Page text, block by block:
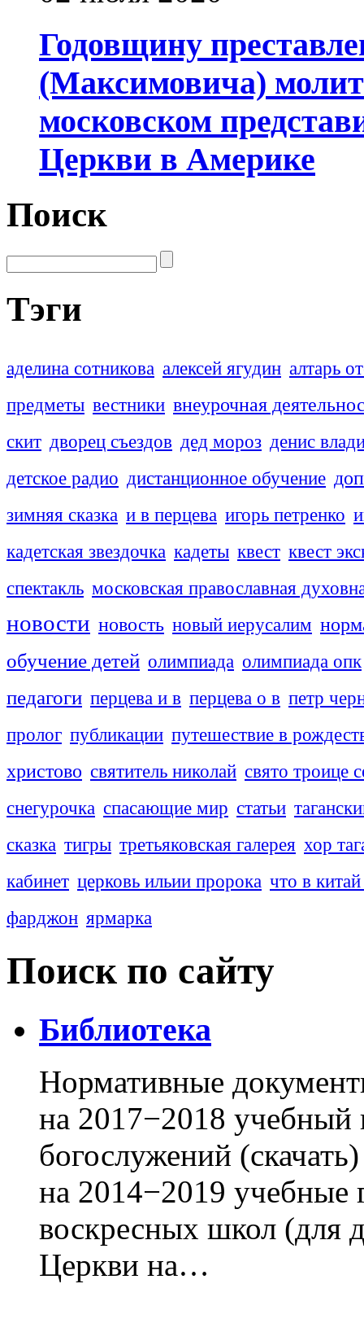
Годовщину
(Максимовича)
московском
Церкви в Америке
Поиск
Тэги
аделина сотникова алексей ягудин алтарь
предметы вестники внеурочная
скит дворец съездов дед мороз денис
детское радио дистанционное обучение
зимняя сказка и в перцева игорь петренко
кадетская звездочка кадеты квест квест
спектакль московская православная
новости новость новый иерусалим
обучение детей олимпиада олимпиада опк
педагоги перцева и в перцева о в петр
пролог публикации путешествие в
христово святитель николай свято троице
снегурочка спасающие мир статьи
сказка тигры третьяковская галерея хор
кабинет церковь ильии пророка что в
фарджон ярмарка
Поиск по сайту
Библиотека
Нормативные
на 2017−2018 учебный
богослужений
на 2014−2019 учебные
воскресных школ (для
Церкви на…